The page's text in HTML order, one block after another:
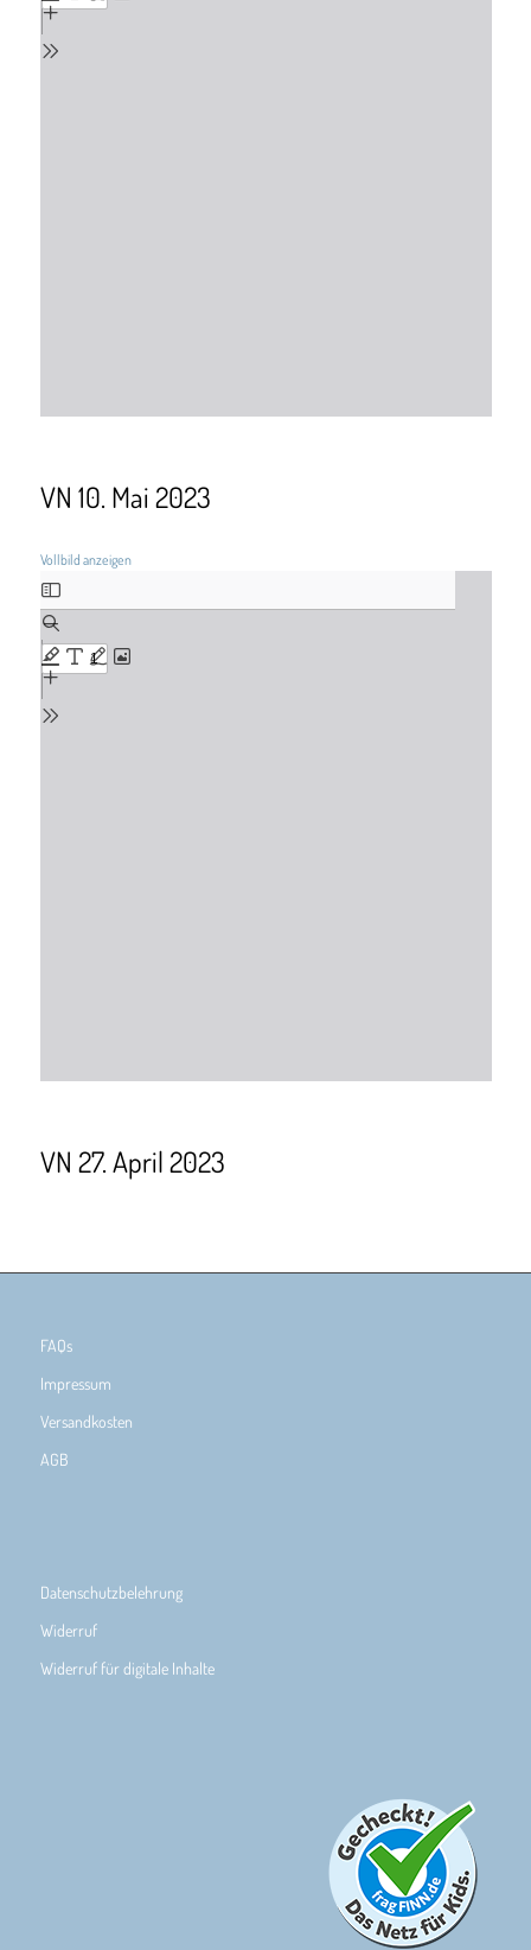
VN 10. Mai 2023
Vollbild anzeigen
VN 27. April 2023
FAQs
Impressum
Versandkosten
AGB
Datenschutzbelehrung
Widerruf
Widerruf für digitale Inhalte